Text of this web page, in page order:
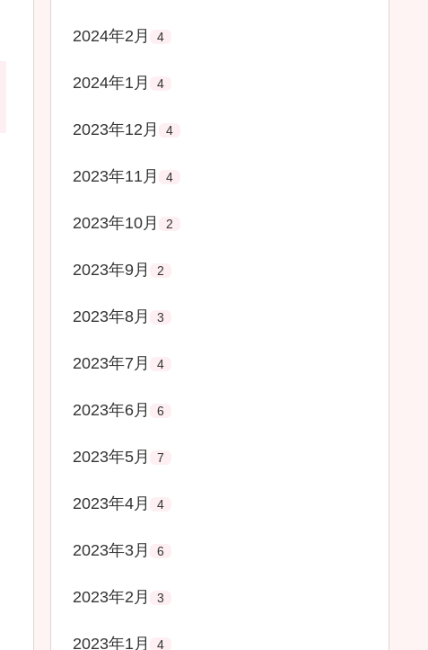
2024年2月 4
2024年1月 4
2023年12月 4
2023年11月 4
2023年10月 2
2023年9月 2
2023年8月 3
2023年7月 4
2023年6月 6
2023年5月 7
2023年4月 4
2023年3月 6
2023年2月 3
2023年1月 4